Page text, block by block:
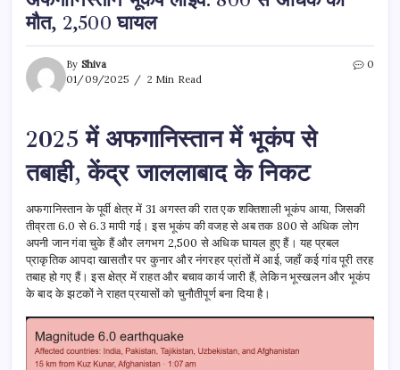
मौत, 2,500 घायल
By Shiva
01/09/2025
2 Min Read
0
2025 में अफगानिस्तान में भूकंप से
तबाही, केंद्र जाललाबाद के निकट
अफगानिस्तान के पूर्वी क्षेत्र में 31 अगस्त की रात एक शक्तिशाली भूकंप आया, जिसकी
तीव्रता 6.0 से 6.3 मापी गई। इस भूकंप की वजह से अब तक 800 से अधिक लोग
अपनी जान गंवा चुके हैं और लगभग 2,500 से अधिक घायल हुए हैं। यह प्रबल
प्राकृतिक आपदा खासतौर पर कुनार और नंगरहर प्रांतों में आई, जहाँ कई गांव पूरी तरह
तबाह हो गए हैं। इस क्षेत्र में राहत और बचाव कार्य जारी हैं, लेकिन भूस्खलन और भूकंप
के बाद के झटकों ने राहत प्रयासों को चुनौतीपूर्ण बना दिया है।